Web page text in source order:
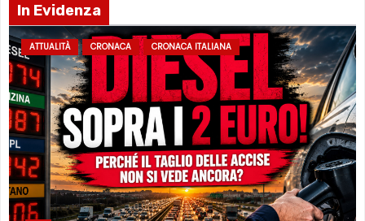
In Evidenza
ATTUALITÀ CRONACA CRONACA ITALIANA